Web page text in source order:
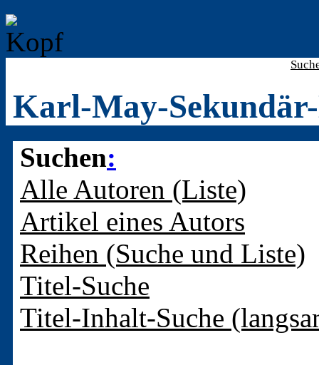
Karl-May-
Suchen:
Alle Autoren (Liste)
Artikel eines Autors
Reihen (Suche und Liste)
Titel-Suche
Titel-Inhalt-Suche